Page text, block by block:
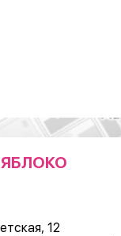
12